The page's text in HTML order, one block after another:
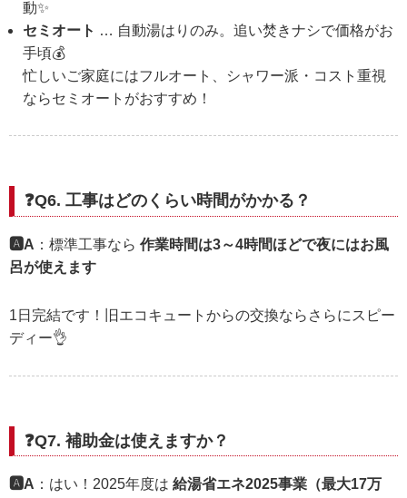
動✨
セミオート … 自動湯はりのみ。追い焚きナシで価格がお
手頃💰
忙しいご家庭にはフルオート、シャワー派・コスト重視
ならセミオートがおすすめ！
❓Q6. 工事はどのくらい時間がかかる？
🅰️A ：標準工事なら 作業時間は3～4時間ほどで夜にはお風
呂が使えます
1日完結です！旧エコキュートからの交換ならさらにスピー
ディー👌
❓Q7. 補助金は使えますか？
🅰️A ：はい！2025年度は 給湯省エネ2025事業（最大17万